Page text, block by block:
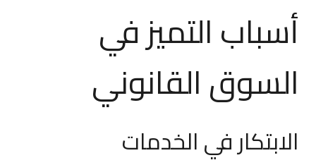
أسباب التميز في
السوق القانوني
الابتكار في الخدمات